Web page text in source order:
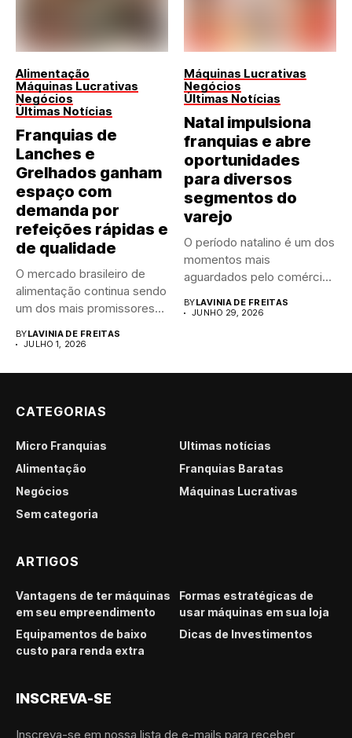
Alimentação
Máquinas Lucrativas
Negócios
Últimas Notícias
Franquias de
Lanches e
Grelhados ganham
espaço com
demanda por
refeições rápidas e
de qualidade
O mercado brasileiro de
alimentação continua sendo
um dos mais promissores
BYLAVINIA DE FREITAS
JULHO 1, 2026
Máquinas Lucrativas
Negócios
Últimas Notícias
Natal impulsiona
franquias e abre
oportunidades
para diversos
segmentos do
varejo
O período natalino é um dos
momentos mais
aguardados pelo comércio
BYLAVINIA DE FREITAS
JUNHO 29, 2026
CATEGORIAS
Micro Franquias
Últimas notícias
Alimentação
Franquias Baratas
Negócios
Máquinas Lucrativas
Sem categoria
ARTIGOS
Vantagens de ter máquinas
em seu empreendimento
Formas estratégicas de
usar máquinas em sua loja
Equipamentos de baixo
custo para renda extra
Dicas de Investimentos
INSCREVA-SE
Inscreva-se em nossa lista de e-mails para receber